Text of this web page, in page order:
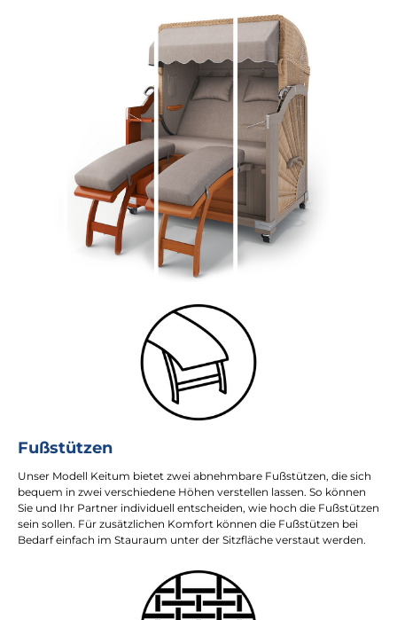
Fußstützen
Unser Modell Keitum bietet zwei abnehmbare Fußstützen, die sich
bequem in zwei verschiedene Höhen verstellen lassen. So können
Sie und Ihr Partner individuell entscheiden, wie hoch die Fußstützen
sein sollen. Für zusätzlichen Komfort können die Fußstützen bei
Bedarf einfach im Stauraum unter der Sitzfläche verstaut werden.